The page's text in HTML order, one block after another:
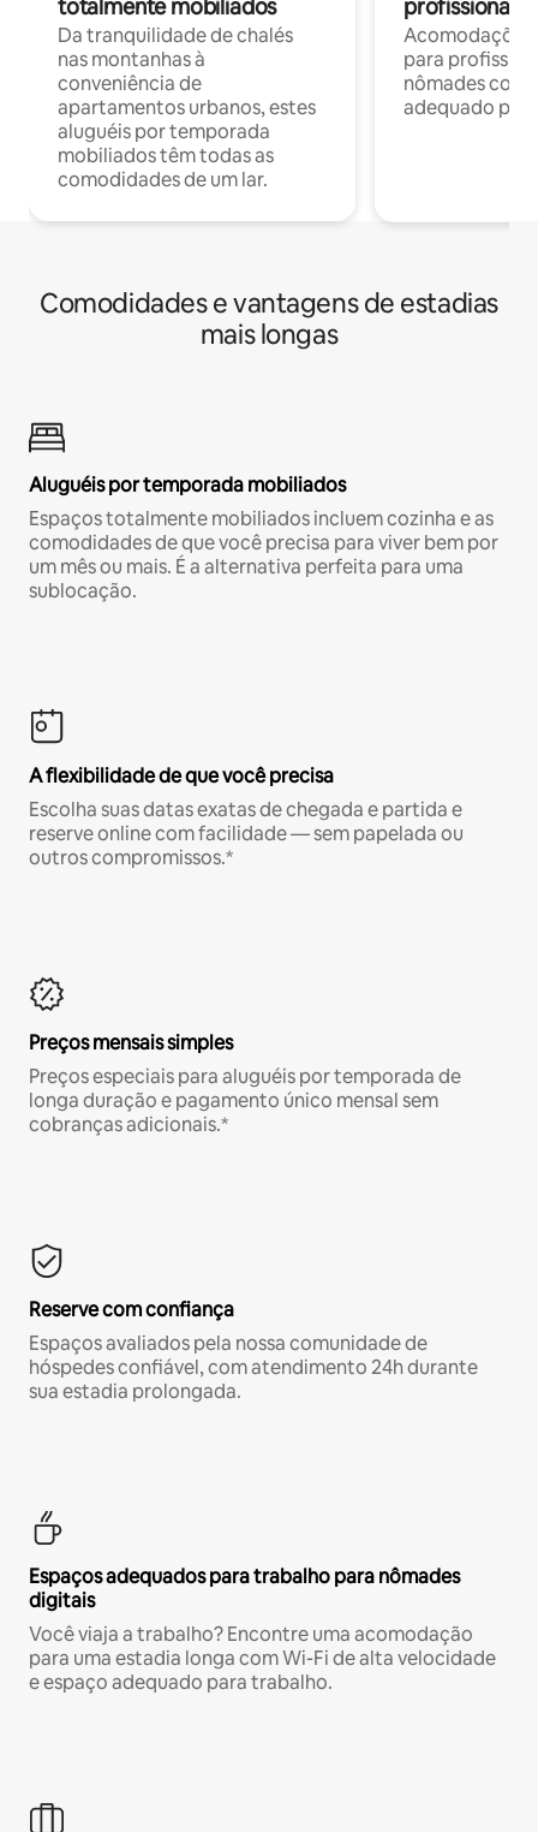
totalmente mobiliados
Da tranquilidade de chalés
nas montanhas à
conveniência de
apartamentos urbanos, estes
aluguéis por temporada
mobiliados têm todas as
comodidades de um lar.
profissionais
para
nômades com
adequado
Comodidades e vantagens de estadias
mais longas
Aluguéis por temporada mobiliados
Espaços totalmente mobiliados incluem cozinha e as
comodidades de que você precisa para viver bem por
um mês ou mais. É a alternativa perfeita para uma
sublocação.
A flexibilidade de que você precisa
Escolha suas datas exatas de chegada e partida e
reserve online com facilidade — sem papelada ou
outros compromissos.*
Preços mensais simples
Preços especiais para aluguéis por temporada de
longa duração e pagamento único mensal sem
cobranças adicionais.*
Reserve com confiança
Espaços avaliados pela nossa comunidade de
hóspedes confiável, com atendimento 24h durante
sua estadia prolongada.
Espaços adequados para trabalho para nômades
digitais
Você viaja a trabalho? Encontre uma acomodação
para uma estadia longa com Wi-Fi de alta velocidade
e espaço adequado para trabalho.